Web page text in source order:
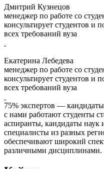
Дмитрий Кузнецов
менеджер по работе со
консультирует студентов и
всех требований вуза
Екатерина Лебедева
менеджер по работе со
консультирует студентов и
всех требований вуза
75% экспертов —
с нами работают студенты
аспиранты, кандидаты наук
специалисты из разных
обеспечивают широкий
различными дисциплинами.